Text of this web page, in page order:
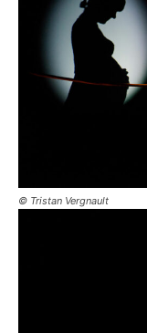
© Tristan Vergnault